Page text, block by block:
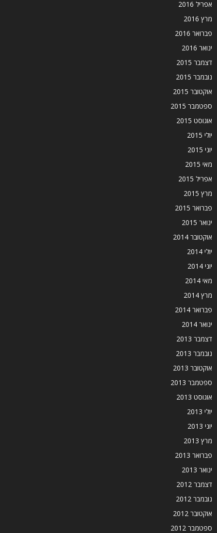
אפריל 2016
מרץ 2016
פברואר 2016
ינואר 2016
דצמבר 2015
נובמבר 2015
אוקטובר 2015
ספטמבר 2015
אוגוסט 2015
יולי 2015
יוני 2015
מאי 2015
אפריל 2015
מרץ 2015
פברואר 2015
ינואר 2015
אוקטובר 2014
יולי 2014
יוני 2014
מאי 2014
מרץ 2014
פברואר 2014
ינואר 2014
דצמבר 2013
נובמבר 2013
אוקטובר 2013
ספטמבר 2013
אוגוסט 2013
יולי 2013
יוני 2013
מרץ 2013
פברואר 2013
ינואר 2013
דצמבר 2012
נובמבר 2012
אוקטובר 2012
ספטמבר 2012